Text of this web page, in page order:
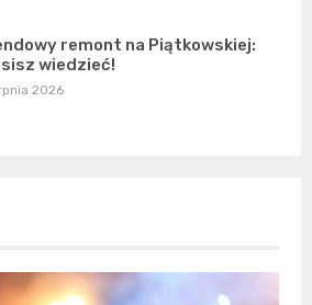
remont na Piątkowskiej:
wiedzieć!
2026